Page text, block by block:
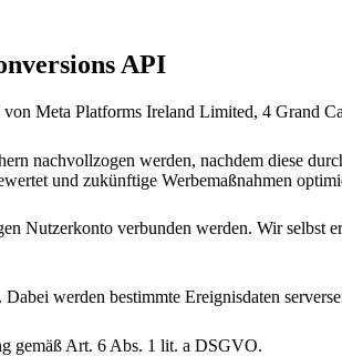
API
Meta Platforms Ireland Limited, 4 Grand
nachvollzogen werden, nachdem diese
und zukünftige Werbemaßnahmen
Nutzerkonto verbunden werden. Wir selbst
werden bestimmte Ereignisdaten
gemäß Art. 6 Abs. 1 lit. a DSGVO.